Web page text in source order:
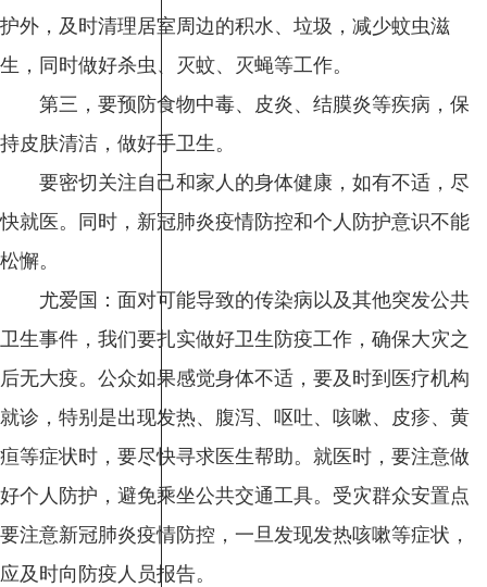
护外，及时清理居室周边的积水、垃圾，减少蚊虫滋
生，同时做好杀虫、灭蚊、灭蝇等工作。
第三，要预防食物中毒、皮炎、结膜炎等疾病，保
持皮肤清洁，做好手卫生。
要密切关注自己和家人的身体健康，如有不适，尽
快就医。同时，新冠肺炎疫情防控和个人防护意识不能
松懈。
尤爱国：面对可能导致的传染病以及其他突发公共
卫生事件，我们要扎实做好卫生防疫工作，确保大灾之
后无大疫。公众如果感觉身体不适，要及时到医疗机构
就诊，特别是出现发热、腹泻、呕吐、咳嗽、皮疹、黄
疸等症状时，要尽快寻求医生帮助。就医时，要注意做
好个人防护，避免乘坐公共交通工具。受灾群众安置点
要注意新冠肺炎疫情防控，一旦发现发热咳嗽等症状，
应及时向防疫人员报告。